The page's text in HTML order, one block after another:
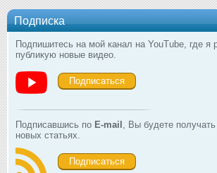
Подписка
Подпишитесь на мой канал на YouTube, где я
публикую новые видео.
Подписаться
Подписавшись по E-mail , Вы будете
новых статьях.
Подписаться